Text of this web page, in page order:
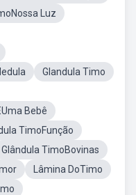
Luz
Glandula Timo
Bebê
TimoFunção
Glândula TimoBovinas
Lâmina DoTimo